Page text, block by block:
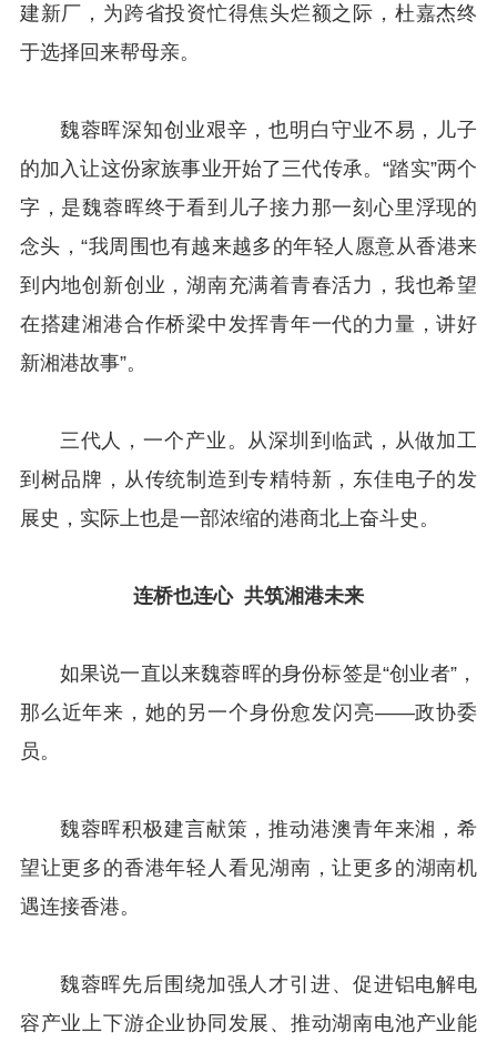
建新厂，为跨省投资忙得焦头烂额之际，杜嘉杰终
于选择回来帮母亲。
魏蓉晖深知创业艰辛，也明白守业不易，儿子
的加入让这份家族事业开始了三代传承。“踏实”两个
字，是魏蓉晖终于看到儿子接力那一刻心里浮现的
念头，“我周围也有越来越多的年轻人愿意从香港来
到内地创新创业，湖南充满着青春活力，我也希望
在搭建湘港合作桥梁中发挥青年一代的力量，讲好
新湘港故事”。
三代人，一个产业。从深圳到临武，从做加工
到树品牌，从传统制造到专精特新，东佳电子的发
展史，实际上也是一部浓缩的港商北上奋斗史。
连桥也连心 共筑湘港未来
如果说一直以来魏蓉晖的身份标签是“创业者”，
那么近年来，她的另一个身份愈发闪亮——政协委
员。
魏蓉晖积极建言献策，推动港澳青年来湘，希
望让更多的香港年轻人看见湖南，让更多的湖南机
遇连接香港。
魏蓉晖先后围绕加强人才引进、促进铝电解电
容产业上下游企业协同发展、推动湖南电池产业能